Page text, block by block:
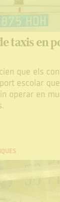
taxis en
que els
escolar
operar en